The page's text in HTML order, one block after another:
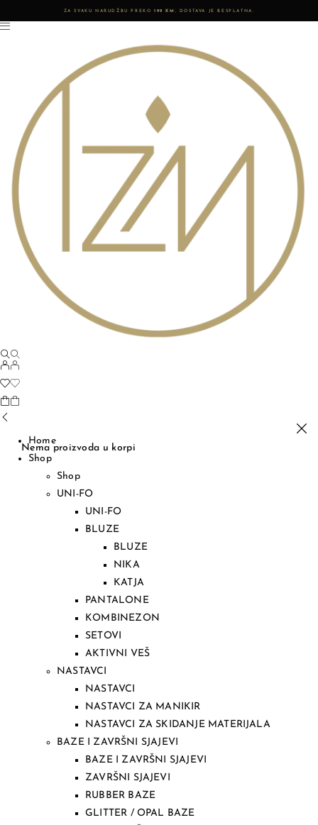
ZA SVAKU NARUDŽBU PREKO 199 KM , DOSTAVA JE BESPLATNA.
Nema proizvoda u korpi
Home
Shop
Shop
UNI-FO
UNI-FO
BLUZE
BLUZE
NIKA
KATJA
PANTALONE
KOMBINEZON
SETOVI
AKTIVNI VEŠ
NASTAVCI
NASTAVCI
NASTAVCI ZA MANIKIR
NASTAVCI ZA SKIDANJE MATERIJALA
BAZE I ZAVRŠNI SJAJEVI
BAZE I ZAVRŠNI SJAJEVI
ZAVRŠNI SJAJEVI
RUBBER BAZE
GLITTER / OPAL BAZE